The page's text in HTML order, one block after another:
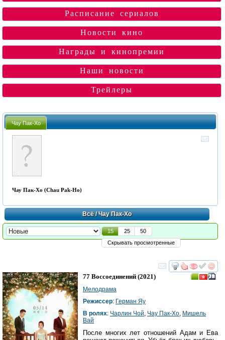
Расписание сериалов
Новости кино
Награды и кинопремии
Наши новости
Трейлеры
Чау Пак-Хо
Чау Пак-Хо (Chau Pak-Ho)
Всё/ Чау Пак-Хо
15 25
50
Скрывать просмотренные
смотреть
77 Воссоединений (2021)
Мелодрама
Режиссер: Герман Яу
В ролях: Чарлин Чой Чау Пак-Хо Мишель
Вай
После многих лет отношений Адам и Ева